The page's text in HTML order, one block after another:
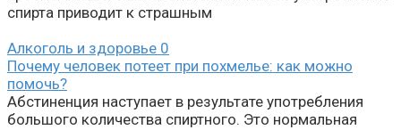
спирта приводит к страшным
Алкоголь и здоровье 0
Почему человек потеет при похмелье: как можно
помочь?
Абстиненция наступает в результате употребления
большого количества спиртного. Это нормальная